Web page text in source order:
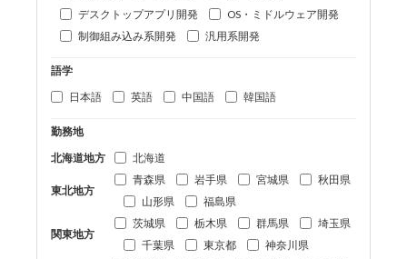
デスクトップアプリ開発
OS・ミドルウェア開発
制御組み込み系開発
汎用系開発
語学
日本語
英語 中国語 韓国語
勤務地
北海道地方
北海道
東北地方
青森県 岩手県 宮城県
秋田県
山形県
福島県
関東地方
茨城県 栃木県 群馬県
埼玉県
千葉県
東京都 神奈川県